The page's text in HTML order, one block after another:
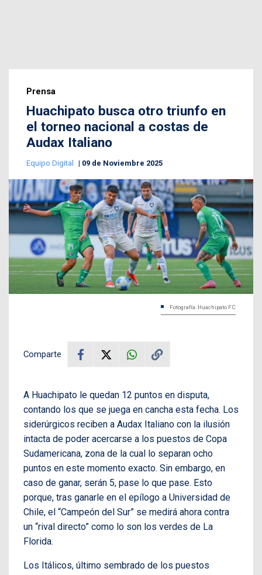
Prensa
Huachipato busca otro triunfo en
el torneo nacional a costas de
Audax Italiano
Equipo Digital 09 de Noviembre 2025
Fotografía: Huachipato FC
Comparte
A Huachipato le quedan 12 puntos en disputa,
contando los que se juega en cancha esta fecha. Los
siderúrgicos reciben a Audax Italiano con la ilusión
intacta de poder acercarse a los puestos de Copa
Sudamericana, zona de la cual lo separan ocho
puntos en este momento exacto. Sin embargo, en
caso de ganar, serán 5, pase lo que pase. Esto
porque, tras ganarle en el epílogo a Universidad de
Chile, el “Campeón del Sur” se medirá ahora contra
un “rival directo” como lo son los verdes de La
Florida.
Los Itálicos, último sembrado de los puestos